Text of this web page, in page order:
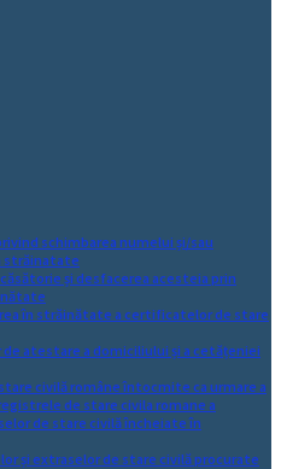
schimbarea numelui și/sau
străinatate
și desfacerea acesteia prin
în străinătate a certificatelor de stare
atestare a domiciliului și a cetățeniei
civilă române întocmite ca urmare a
de stare civila romane a
de stare civilă încheiate în
și extraselor de stare civilă procurate